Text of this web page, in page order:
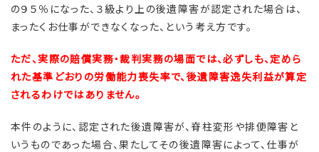
の９５％になった、３級より上の後遺障害が認定された場合は、
まったくお仕事ができなくなった、という考え方です。
ただ、実際の賠償実務・裁判実務の場面では、必ずしも、定めら
れた基準どおりの労働能力喪失率で、後遺障害逸失利益が算定
されるわけではありません。
本件のように、認定された後遺障害が、脊柱変形や排便障害と
いうものであった場合、果たしてその後遺障害によって、仕事が